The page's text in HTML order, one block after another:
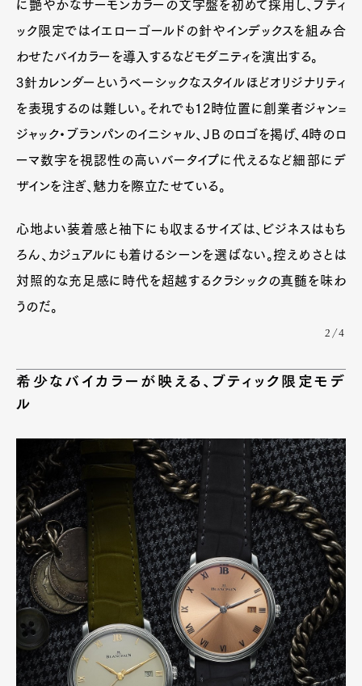
に艶やかなサーモンカラーの文字盤を初めて採用し、ブティ
ック限定ではイエローゴールドの針やインデックスを組み合
わせたバイカラーを導入するなどモダニティを演出する。
3針カレンダーというベーシックなスタイルほどオリジナリティ
を表現するのは難しい。それでも12時位置に創業者ジャン=
ジャック・ブランパンのイニシャル、ＪＢのロゴを掲げ、4時のロ
ーマ数字を視認性の高いバータイプに代えるなど細部にデ
ザインを注ぎ、魅力を際立たせている。
心地よい装着感と袖下にも収まるサイズは、ビジネスはもち
ろん、カジュアルにも着けるシーンを選ばない。控えめさとは
対照的な充足感に時代を超越するクラシックの真髄を味わ
うのだ。
2/4
希少なバイカラーが映える、ブティック限定モデ
ル